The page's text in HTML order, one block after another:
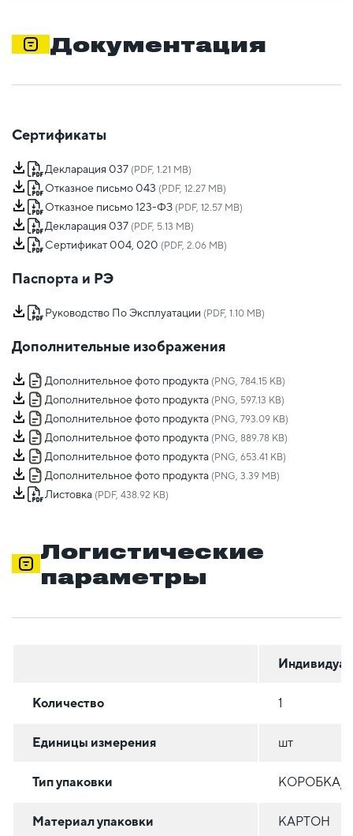
Документация
Сертификаты
Декларация 037 (PDF, 1.21 MB)
Отказное письмо 043 (PDF, 12.27 MB)
Отказное письмо 123-ФЗ (PDF, 12.57 MB)
Декларация 037 (PDF, 5.13 MB)
Сертификат 004, 020 (PDF, 2.06 MB)
Паспорта и РЭ
Руководство По Эксплуатации (PDF, 1.10 MB)
Дополнительные изображения
Дополнительное фото продукта (PNG, 784.15 KB)
Дополнительное фото продукта (PNG, 597.13 KB)
Дополнительное фото продукта (PNG, 793.09 KB)
Дополнительное фото продукта (PNG, 889.78 KB)
Дополнительное фото продукта (PNG, 653.41 KB)
Дополнительное фото продукта (PNG, 3.39 MB)
Листовка (PDF, 438.92 KB)
Логистические
параметры
Количество 1
Единицы измерения шт
Тип упаковки КОРОБКА/
Материал упаковки КАРТОН